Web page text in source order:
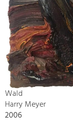
Wald
Harry Meyer
2006